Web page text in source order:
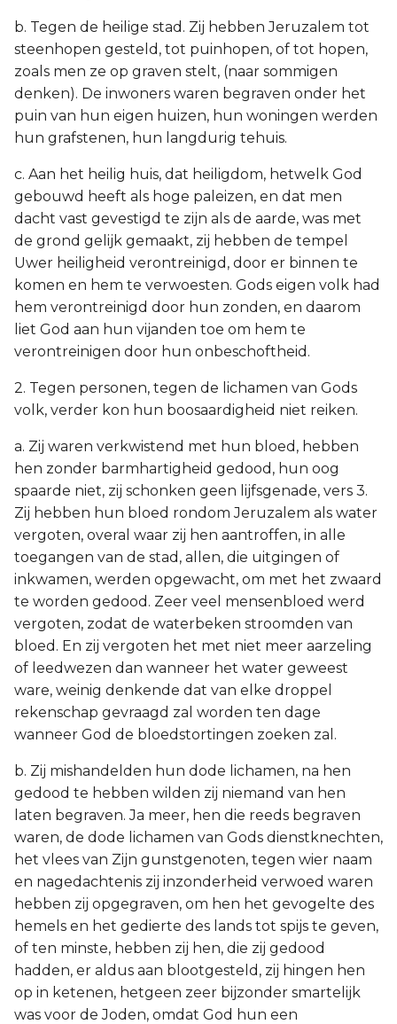
b. Tegen de heilige stad. Zij hebben Jeruzalem tot
steenhopen gesteld, tot puinhopen, of tot hopen,
zoals men ze op graven stelt, (naar sommigen
denken). De inwoners waren begraven onder het
puin van hun eigen huizen, hun woningen werden
hun grafstenen, hun langdurig tehuis.
c. Aan het heilig huis, dat heiligdom, hetwelk God
gebouwd heeft als hoge paleizen, en dat men
dacht vast gevestigd te zijn als de aarde, was met
de grond gelijk gemaakt, zij hebben de tempel
Uwer heiligheid verontreinigd, door er binnen te
komen en hem te verwoesten. Gods eigen volk had
hem verontreinigd door hun zonden, en daarom
liet God aan hun vijanden toe om hem te
verontreinigen door hun onbeschoftheid.
2. Tegen personen, tegen de lichamen van Gods
volk, verder kon hun boosaardigheid niet reiken.
a. Zij waren verkwistend met hun bloed, hebben
hen zonder barmhartigheid gedood, hun oog
spaarde niet, zij schonken geen lijfsgenade, vers 3.
Zij hebben hun bloed rondom Jeruzalem als water
vergoten, overal waar zij hen aantroffen, in alle
toegangen van de stad, allen, die uitgingen of
inkwamen, werden opgewacht, om met het zwaard
te worden gedood. Zeer veel mensenbloed werd
vergoten, zodat de waterbeken stroomden van
bloed. En zij vergoten het met niet meer aarzeling
of leedwezen dan wanneer het water geweest
ware, weinig denkende dat van elke droppel
rekenschap gevraagd zal worden ten dage
wanneer God de bloedstortingen zoeken zal.
b. Zij mishandelden hun dode lichamen, na hen
gedood te hebben wilden zij niemand van hen
laten begraven. Ja meer, hen die reeds begraven
waren, de dode lichamen van Gods dienstknechten,
het vlees van Zijn gunstgenoten, tegen wier naam
en nagedachtenis zij inzonderheid verwoed waren
hebben zij opgegraven, om hen het gevogelte des
hemels en het gedierte des lands tot spijs te geven,
of ten minste, hebben zij hen, die zij gedood
hadden, er aldus aan blootgesteld, zij hingen hen
op in ketenen, hetgeen zeer bijzonder smartelijk
was voor de Joden, omdat God hun een